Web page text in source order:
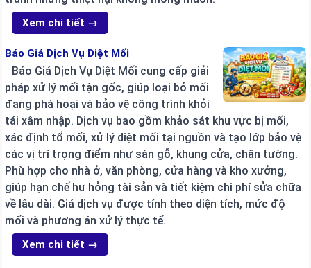
Xem chi tiết →
Báo Giá Dịch Vụ Diệt Mối
Báo Giá Dịch Vụ Diệt Mối cung cấp giải
pháp xử lý mối tận gốc, giúp loại bỏ mối
đang phá hoại và bảo vệ công trình khỏi
tái xâm nhập. Dịch vụ bao gồm khảo sát khu vực bị mối,
xác định tổ mối, xử lý diệt mối tại nguồn và tạo lớp bảo vệ
các vị trí trọng điểm như sàn gỗ, khung cửa, chân tường.
Phù hợp cho nhà ở, văn phòng, cửa hàng và kho xưởng,
giúp hạn chế hư hỏng tài sản và tiết kiệm chi phí sửa chữa
về lâu dài. Giá dịch vụ được tính theo diện tích, mức độ
mối và phương án xử lý thực tế.
Xem chi tiết →